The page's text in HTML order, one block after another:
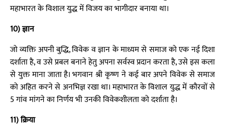
महाभारत के विशाल युद्ध में विजय का भागीदार बनाया था।
10) ज्ञान
जो व्यक्ति अपनी बुद्धि, विवेक व ज्ञान के माध्यम से समाज को एक नई दिशा
दर्शाता है, व उसे प्रबल बनाने हेतु अपना सर्वस्व प्रदान करता है, उसे इस कला
से युक्त माना जाता है। भगवान श्री कृष्ण ने कई बार अपने विवेक से समाज
को अहित करने से अनभिज्ञ रखा था। महाभारत के विशाल युद्ध में कौरवों से
5 गांव मांगने का निर्णय भी उनकी विवेकशीलता को दर्शाता है।
11) क्रिया